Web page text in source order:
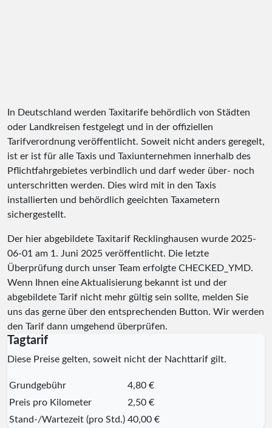
In Deutschland werden Taxitarife behördlich von Städten
oder Landkreisen festgelegt und in der offiziellen
Tarifverordnung veröffentlicht. Soweit nicht anders geregelt,
ist er ist für alle Taxis und Taxiunternehmen innerhalb des
Pflichtfahrgebietes verbindlich und darf weder über- noch
unterschritten werden. Dies wird mit in den Taxis
installierten und behördlich geeichten Taxametern
sichergestellt.
Der hier abgebildete Taxitarif Recklinghausen wurde 2025-
06-01 am 1. Juni 2025 veröffentlicht. Die letzte
Überprüfung durch unser Team erfolgte CHECKED_YMD.
Wenn Ihnen eine Aktualisierung bekannt ist und der
abgebildete Tarif nicht mehr gültig sein sollte, melden Sie
uns das gerne über den entsprechenden Button. Wir werden
den Tarif dann umgehend überprüfen.
Tagtarif
Diese Preise gelten, soweit nicht der Nachttarif gilt.
Grundgebühr
4,80 €
Preis pro Kilometer
2,50 €
Stand-/Wartezeit (pro Std.) 40,00 €